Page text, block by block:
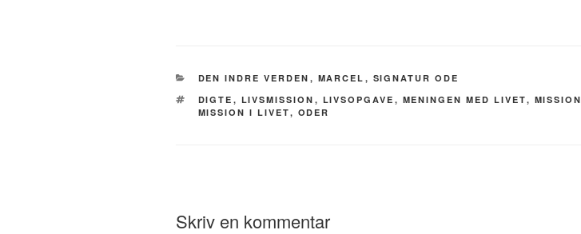
CATEGORIES
DEN INDRE VERDEN , MARCEL , SIGNATUR ODE
TAGS
DIGTE , LIVSMISSION , LIVSOPGAVE , MENINGEN MED LIVET, MISSION
MISSION I LIVET, ODER
Skriv en kommentar